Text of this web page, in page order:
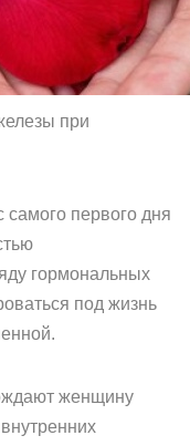
при
самого первого дня
гормональных
под жизнь
женщину